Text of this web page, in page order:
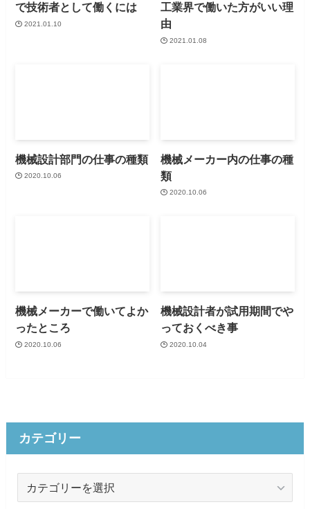
で技術者として働くには
2021.01.10
工業界で働いた方がいい理
由
2021.01.08
機械設計部門の仕事の種類
2020.10.06
機械メーカー内の仕事の種
類
2020.10.06
機械メーカーで働いてよか
ったところ
2020.10.06
機械設計者が試用期間でや
っておくべき事
2020.10.04
カテゴリー